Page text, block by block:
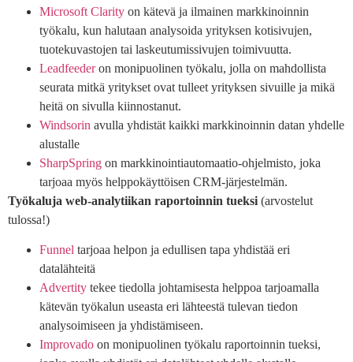
Microsoft Clarity on kätevä ja ilmainen markkinoinnin
työkalu, kun halutaan analysoida yrityksen kotisivujen,
tuotekuvastojen tai laskeutumissivujen toimivuutta.
Leadfeederon monipuolinen työkalu, jolla on mahdollista
seurata mitkä yritykset ovat tulleet yrityksen sivuille ja mikä
heitä on sivulla kiinnostanut.
Windsorin avulla yhdistät kaikki markkinoinnin datan yhdelle
alustalle
SharpSpring on markkinointiautomaatio-ohjelmisto, joka
tarjoaa myös helppokäyttöisen CRM-järjestelmän.
Työkaluja web-analytiikan raportoinnin tueksi (arvostelut
tulossa!)
Funnel tarjoaa helpon ja edullisen tapa yhdistää eri
datalähteitä
Advertity tekee tiedolla johtamisesta helppoa tarjoamalla
kätevän työkalun useasta eri lähteestä tulevan tiedon
analysoimiseen ja yhdistämiseen.
Improvado on monipuolinen työkalu raportoinnin tueksi,